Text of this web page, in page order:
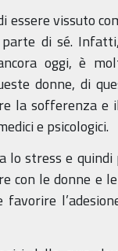
essere vissuto
di sé.
oggi, è
donne, di
la sofferenza e
e psicologici.
lo stress e
con le donne e